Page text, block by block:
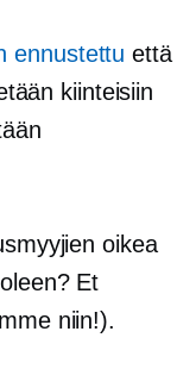
ennustettu että
kiinteisiin
oikea
Et
niin!).